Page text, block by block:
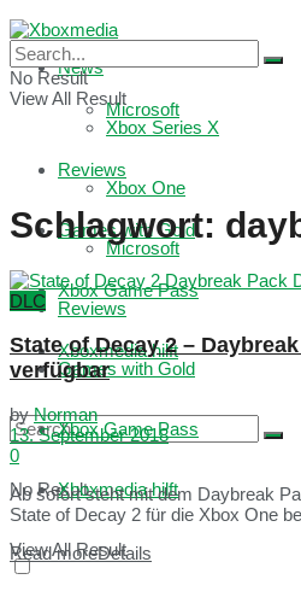
Microsoft
Reviews
Games with Gold
Xbox Game Pass
Xboxmedia hilft
No Result
View All Result
News
Xbox Series X
Xbox One
Microsoft
Reviews
Games with Gold
Xbox Game Pass
Xboxmedia hilft
No Result
View All Result
Schlagwort:
DLC
State of Decay 2 –
verfügbar
by Norman
13. September 2018
0
Ab sofort steht mit dem Daybreak
State of Decay 2 für die Xbox One
Read moreDetails